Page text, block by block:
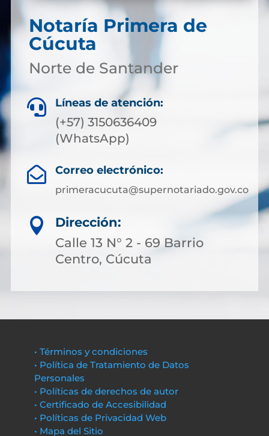
Notaría Primera de
Cúcuta
Norte de Santander
 Líneas de atención:
(+57) 3150636409
(WhatsApp)
 Correo electrónico:
primeracucuta@supernotariado.gov.co

Dirección:
Calle 13 N° 2 - 69 Barrio
Centro, Cúcuta
• Términos y condiciones
• Política de Tratamiento de Datos
Personales
• Políticas de derechos de autor
• Certificado de Accesibilidad
• Políticas de Privacidad Web
• Mapa del Sitio